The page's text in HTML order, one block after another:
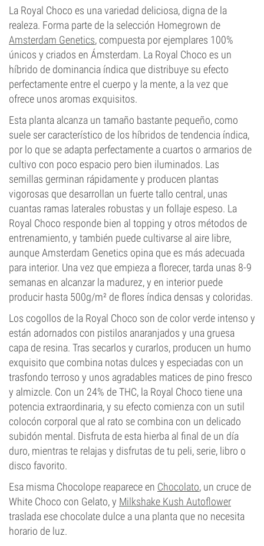
La Royal Choco es una variedad deliciosa, digna de la
realeza. Forma parte de la selección Homegrown de
Amsterdam Genetics, compuesta por ejemplares 100%
únicos y criados en Ámsterdam. La Royal Choco es un
híbrido de dominancia índica que distribuye su efecto
perfectamente entre el cuerpo y la mente, a la vez que
ofrece unos aromas exquisitos.
Esta planta alcanza un tamaño bastante pequeño, como
suele ser característico de los híbridos de tendencia índica,
por lo que se adapta perfectamente a cuartos o armarios de
cultivo con poco espacio pero bien iluminados. Las
semillas germinan rápidamente y producen plantas
vigorosas que desarrollan un fuerte tallo central, unas
cuantas ramas laterales robustas y un follaje espeso. La
Royal Choco responde bien al topping y otros métodos de
entrenamiento, y también puede cultivarse al aire libre,
aunque Amsterdam Genetics opina que es más adecuada
para interior. Una vez que empieza a florecer, tarda unas 8-9
semanas en alcanzar la madurez, y en interior puede
producir hasta 500g/m² de flores índica densas y coloridas.
Los cogollos de la Royal Choco son de color verde intenso y
están adornados con pistilos anaranjados y una gruesa
capa de resina. Tras secarlos y curarlos, producen un humo
exquisito que combina notas dulces y especiadas con un
trasfondo terroso y unos agradables matices de pino fresco
y almizcle. Con un 24% de THC, la Royal Choco tiene una
potencia extraordinaria, y su efecto comienza con un sutil
colocón corporal que al rato se combina con un delicado
subidón mental. Disfruta de esta hierba al final de un día
duro, mientras te relajas y disfrutas de tu peli, serie, libro o
disco favorito.
Esa misma Chocolope reaparece en Chocolato, un cruce de
White Choco con Gelato, y Milkshake Kush Autoflower
traslada ese chocolate dulce a una planta que no necesita
horario de luz.